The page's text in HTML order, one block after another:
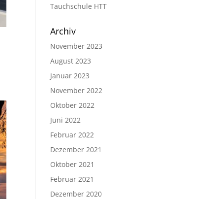
Tauchschule HTT
Archiv
November 2023
August 2023
Januar 2023
November 2022
Oktober 2022
Juni 2022
Februar 2022
Dezember 2021
Oktober 2021
Februar 2021
Dezember 2020